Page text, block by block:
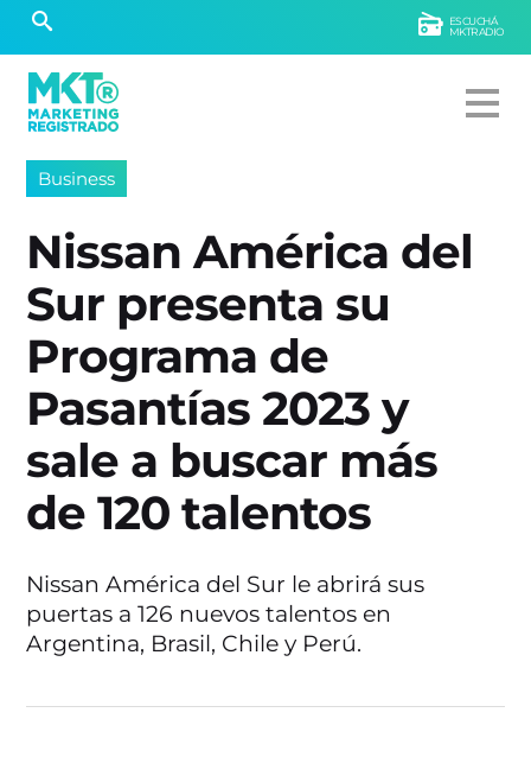
ESCUCHÁ
MKTRADIO
Business
Nissan América del
Sur presenta su
Programa de
Pasantías 2023 y
sale a buscar más
de 120 talentos
Nissan América del Sur le abrirá sus
puertas a 126 nuevos talentos en
Argentina, Brasil, Chile y Perú.